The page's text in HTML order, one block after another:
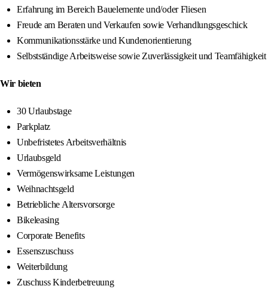
Erfahrung im Bereich Bauelemente und/oder Fliesen
Freude am Beraten und Verkaufen sowie Verhandlungsgeschick
Kommunikationsstärke und Kundenorientierung
Selbstständige Arbeitsweise sowie Zuverlässigkeit und Teamfähigkeit
Wir bieten
30 Urlaubstage
Parkplatz
Unbefristetes Arbeitsverhältnis
Urlaubsgeld
Vermögenswirksame Leistungen
Weihnachtsgeld
Betriebliche Altersvorsorge
Bikeleasing
Corporate Benefits
Essenszuschuss
Weiterbildung
Zuschuss Kinderbetreuung